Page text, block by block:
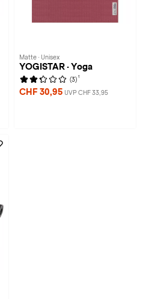
Matte · Unisex
YOGISTAR · Yoga
(3) 1
CHF 30,95 UVP CHF 33,95